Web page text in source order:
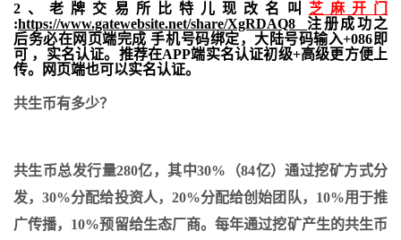
2、老牌交易所比特儿现改名叫 芝麻开门
:https://www.gatewebsite.net/share/XgRDAQ8 注册成功之
后务必在网页端完成 手机号码绑定，大陆号码输入+086即
可 ，实名认证。推荐在APP端实名认证初级+高级更方便上
传。网页端也可以实名认证。
共生币有多少？
共生币总发行量280亿，其中30%（84亿）通过挖矿方式分
发，30%分配给投资人，20%分配给创始团队，10%用于推
广传播，10%预留给生态厂商。每年通过挖矿产生的共生币